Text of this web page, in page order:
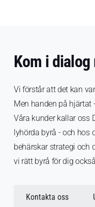
Kom i dialog
Vi förstår att det kan
Men handen på hjärtat
Våra kunder kallar oss
lyhörda byrå - och hos
behärskar strategi och
vi rätt byrå för dig
Kontakta oss